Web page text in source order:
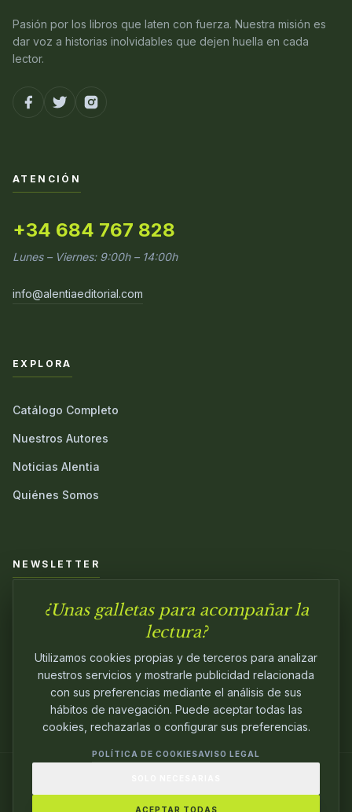
Pasión por los libros que laten con fuerza. Nuestra misión es
dar voz a historias inolvidables que dejen huella en cada
lector.
ATENCIÓN
+34 684 767 828
Lunes – Viernes: 9:00h – 14:00h
info@alentiaeditorial.com
EXPLORA
Catálogo Completo
Nuestros Autores
Noticias Alentia
Quiénes Somos
NEWSLETTER
Únete a nuestra comunidad y sé el primero en conocer las
PASIÓN.
¿Unas galletas para acompañar la
lectura?
Utilizamos cookies propias y de terceros para analizar
nuestros servicios y mostrarle publicidad relacionada
con sus preferencias mediante el análisis de sus
hábitos de navegación. Puede aceptar todas las
cookies, rechazarlas o configurar sus preferencias.
POLÍTICA DE COOKIESAVISO LEGAL
ACEPTAR TODAS